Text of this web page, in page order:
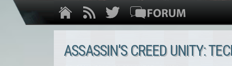
ASSASSIN'S CREED UNITY: